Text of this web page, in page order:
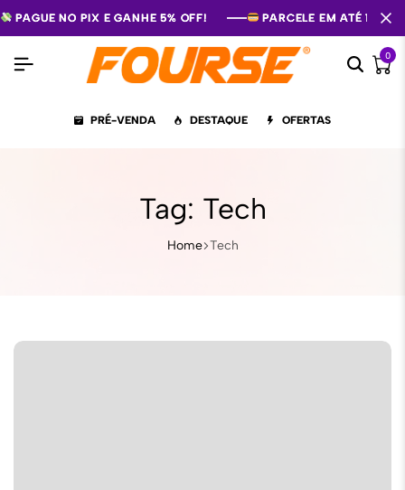
PAGUE NO PIX E GANHE 5% OFF! PARCELE EM ATÉ 12X
PAGUE NO PIX E GANHE 5% OFF! PARCELE EM ATÉ 12X
PAGUE NO PIX E GANHE 5% OFF! PARCELE EM ATÉ 12X
0
PRÉ-VENDA DESTAQUE OFERTAS
Tag: Tech
Home Tech